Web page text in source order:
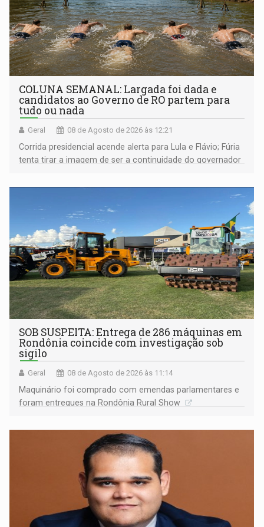
COLUNA SEMANAL: Largada foi dada e
candidatos ao Governo de RO partem para
tudo ou nada
Geral 08 de Agosto de 2026 às 12:21
Corrida presidencial acende alerta para Lula e Flávio; Fúria
tenta tirar a imagem de ser a continuidade do governador
não ter entrado no modo eleição; ABAV faz evento em
SOB SUSPEITA: Entrega de 286 máquinas em
Rondônia coincide com investigação sob
sigilo
Geral 08 de Agosto de 2026 às 11:14
Maquinário foi comprado com emendas parlamentares e
foram entregues na Rondônia Rural Show